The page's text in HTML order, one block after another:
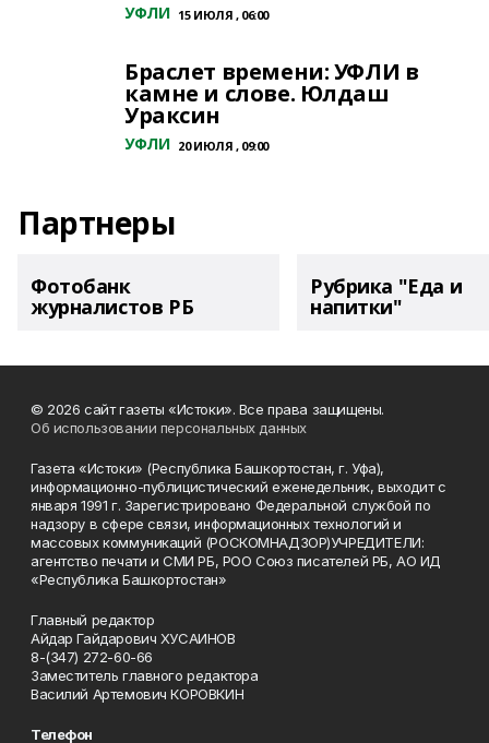
УФЛИ 15 ИЮЛЯ , 06:00
Браслет времени: УФЛИ в
камне и слове. Юлдаш
Ураксин
УФЛИ 20 ИЮЛЯ , 09:00
Партнеры
Фотобанк
журналистов РБ
Рубрика "Еда и
напитки"
© 2026 сайт газеты «Истоки». Все права защищены.
Об использовании персональных данных
Газета «Истоки» (Республика Башкортостан, г. Уфа),
информационно-публицистический еженедельник, выходит с
января 1991 г. Зарегистрировано Федеральной службой по
надзору в сфере связи, информационных технологий и
массовых коммуникаций (РОСКОМНАДЗОР)УЧРЕДИТЕЛИ:
агентство печати и СМИ РБ, РОО Союз писателей РБ, АО ИД
«Республика Башкортостан»
Главный редактор
Айдар Гайдарович ХУСАИНОВ
8-(347) 272-60-66
Заместитель главного редактора
Василий Артемович КОРОВКИН
Телефон